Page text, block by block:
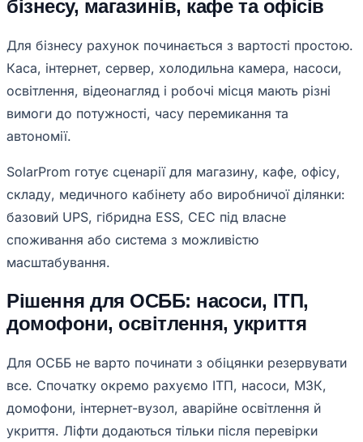
бізнесу, магазинів, кафе та офісів
Для бізнесу рахунок починається з вартості простою.
Каса, інтернет, сервер, холодильна камера, насоси,
освітлення, відеонагляд і робочі місця мають різні
вимоги до потужності, часу перемикання та
автономії.
SolarProm готує сценарії для магазину, кафе, офісу,
складу, медичного кабінету або виробничої ділянки:
базовий UPS, гібридна ESS, СЕС під власне
споживання або система з можливістю
масштабування.
Рішення для ОСББ: насоси, ІТП,
домофони, освітлення, укриття
Для ОСББ не варто починати з обіцянки резервувати
все. Спочатку окремо рахуємо ІТП, насоси, МЗК,
домофони, інтернет-вузол, аварійне освітлення й
укриття. Ліфти додаються тільки після перевірки